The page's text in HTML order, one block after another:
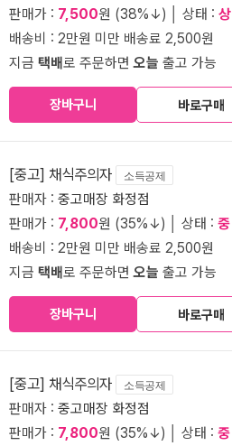
판매가 : 7,500원 (38%↓) │ 상태 : 상
배송비 : 2만원 미만 배송료 2,500원
지금 택배로 주문하면오늘 출고 가능
장바구니 바로구매
[중고] 채식주의자 소득공제
판매자 : 중고매장 화정점
판매가 : 7,800원 (35%↓) │ 상태 : 중
배송비 : 2만원 미만 배송료 2,500원
지금 택배로 주문하면오늘 출고 가능
장바구니 바로구매
[중고] 채식주의자 소득공제
판매자 : 중고매장 화정점
판매가 : 7,800원 (35%↓) │ 상태 : 중